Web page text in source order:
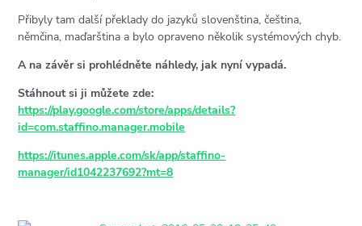
Přibyly tam další překlady do jazyků slovenština, čeština,
němčina, maďarština a bylo opraveno několik systémových chyb.
A na závěr si prohlédněte náhledy, jak nyní vypadá.
Stáhnout si ji můžete zde:
https://play.google.com/store/apps/details?
id=com.staffino.manager.mobile
https://itunes.apple.com/sk/app/staffino-
manager/id1042237692?mt=8